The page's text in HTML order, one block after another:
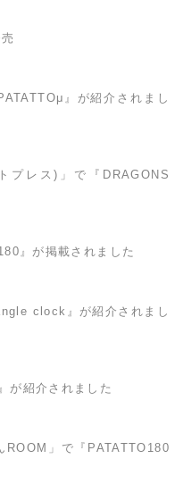
』が紹介されまし
プレス)」で『DRAGONS
』が掲載されました
clock』が紹介されまし
が紹介されました
ROOM」で『PATATTO180